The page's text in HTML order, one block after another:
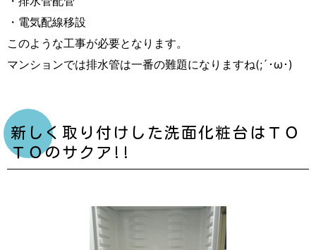
・電気配線移設
このような工事が必要となります。
マンションでは排水管は一番の難題になりますね(;´･ω･)
新しく取り付けした洗面化粧台はＴＯ
ＴＯのサクア!!